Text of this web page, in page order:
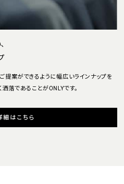
提案ができるように幅広いラインナップを
落であることがONLYです。
細はこちら